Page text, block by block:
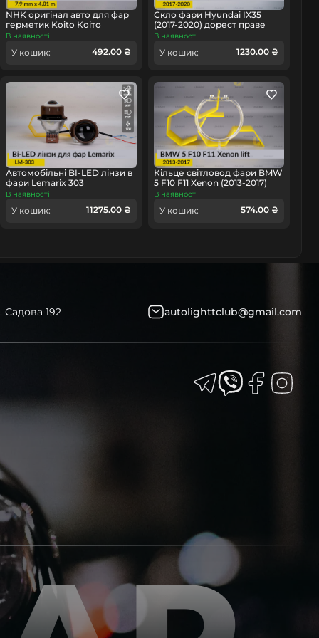
NHK оригінал авто для фар
герметик Koito Коіто
бутиловий шнур термо
В наявності
У кошик: 492.00 ₴
Скло фари Hyundai IX35
(2017-2020) дорест праве
В наявності
У кошик: 1230.00 ₴
Автомобільні BI-LED лінзи в
фари Lemarix 303
В наявності
У кошик: 11275.00 ₴
Кільце світловод фари BMW
5 F10 F11 Xenon (2013-2017)
рест велике зовнішнє angel
В наявності
У кошик: 574.00 ₴
Садова 192 autolighttclub@gmail.com